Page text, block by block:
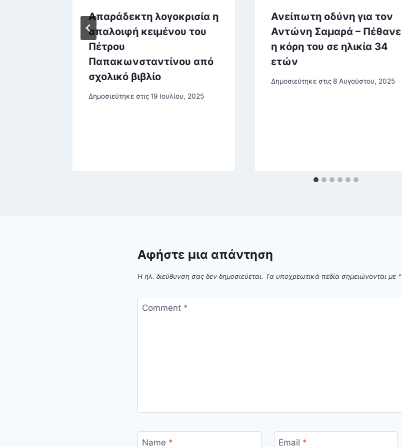
Απαράδεκτη λογοκρισία η
απαλοιφή κειμένου του
Πέτρου
Παπακωνσταντίνου από
σχολικό βιβλίο
Δημοσιεύτηκε στις19 Ιουλίου, 2025
Ανείπωτη οδύνη για τον
Αντώνη Σαμαρά – Πέθανε
η κόρη του σε ηλικία 34
ετών
Δημοσιεύτηκε στις 8 Αυγούστου, 2025
Αφήστε μια απάντηση
Η ηλ. διεύθυνση σας δεν δημοσιεύεται. Τα υποχρεωτικά πεδία σημειώνονται με *
Comment *
Name * Email *